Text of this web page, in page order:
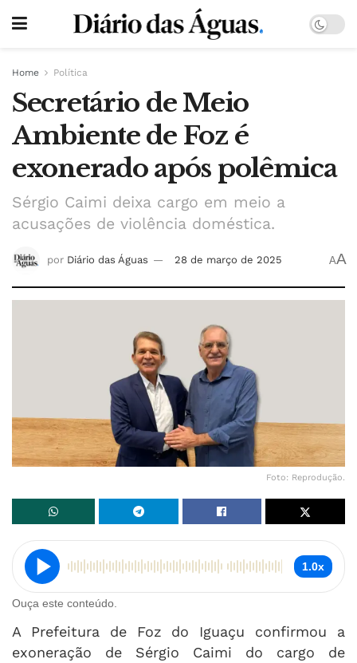
Home Política
Secretário de Meio
Ambiente de Foz é
exonerado após polêmica
Sérgio Caimi deixa cargo em meio a
acusações de violência doméstica.
por Diário das Águas 28 de março de 2025 AA
Foto: Reprodução.
1.0x
Ouça este conteúdo.
A Prefeitura de Foz do Iguaçu confirmou a
exoneração de Sérgio Caimi do cargo de